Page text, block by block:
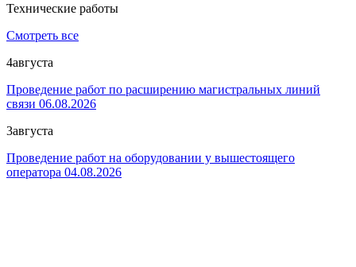
Технические работы
Смотреть все
4августа
Проведение работ по расширению магистральных линий
связи 06.08.2026
3августа
Проведение работ на оборудовании у вышестоящего
оператора 04.08.2026